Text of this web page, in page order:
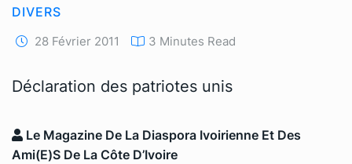
DIVERS
28 Février 2011 3 Minutes Read
Déclaration des patriotes unis
Le Magazine De La Diaspora Ivoirienne Et Des
Ami(e)s De La Côte D’Ivoire